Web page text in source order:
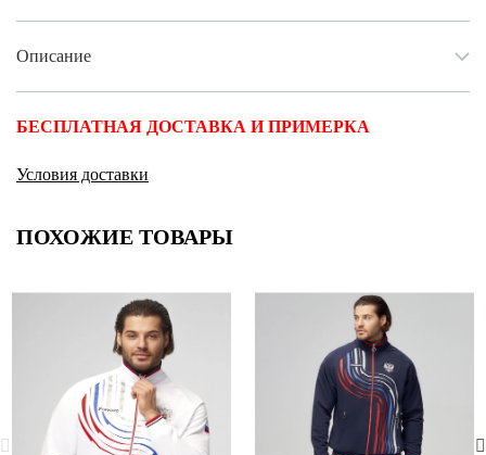
Описание
БЕСПЛАТНАЯ ДОСТАВКА И ПРИМЕРКА
Условия доставки
ПОХОЖИЕ ТОВАРЫ